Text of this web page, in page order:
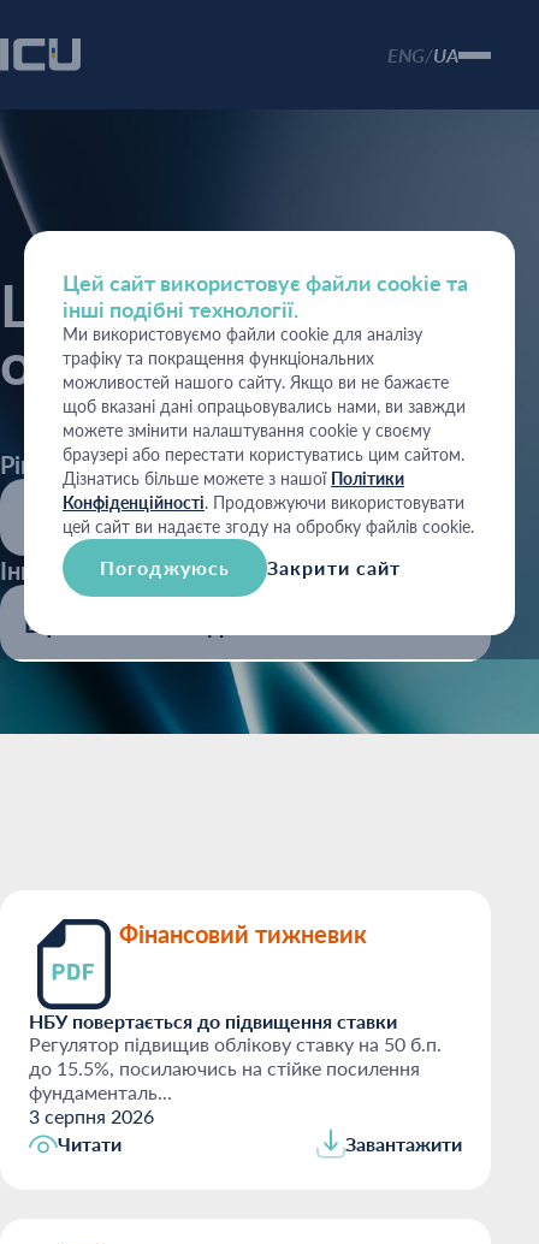
ENG/UA
Щотижневі
огляди
Рік
2026
Інші галузі:
Щотижневі огляди
Фінансовий тижневик
НБУ повертається до підвищення ставки
Регулятор підвищив облікову ставку на 50 б.п.
до 15.5%, посилаючись на стійке посилення
фундаменталь...
3 серпня 2026
Читати
Завантажити
Цей сайт використовує файли cookie та
інші подібні технології.
Ми використовуємо файли cookie для аналізу
трафіку та покращення функціональних
можливостей нашого сайту. Якщо ви не бажаєте
щоб вказані дані опрацьовувались нами, ви завжди
можете змінити налаштування cookie у своєму
браузері або перестати користуватись цим сайтом.
Дізнатись більше можете з нашої Політики
Конфіденційності. Продовжуючи використовувати
цей сайт ви надаєте згоду на обробку файлів cookie.
Погоджуюсь Закрити сайт